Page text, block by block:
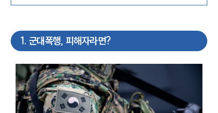
1. 군대폭행, 피해자라면?